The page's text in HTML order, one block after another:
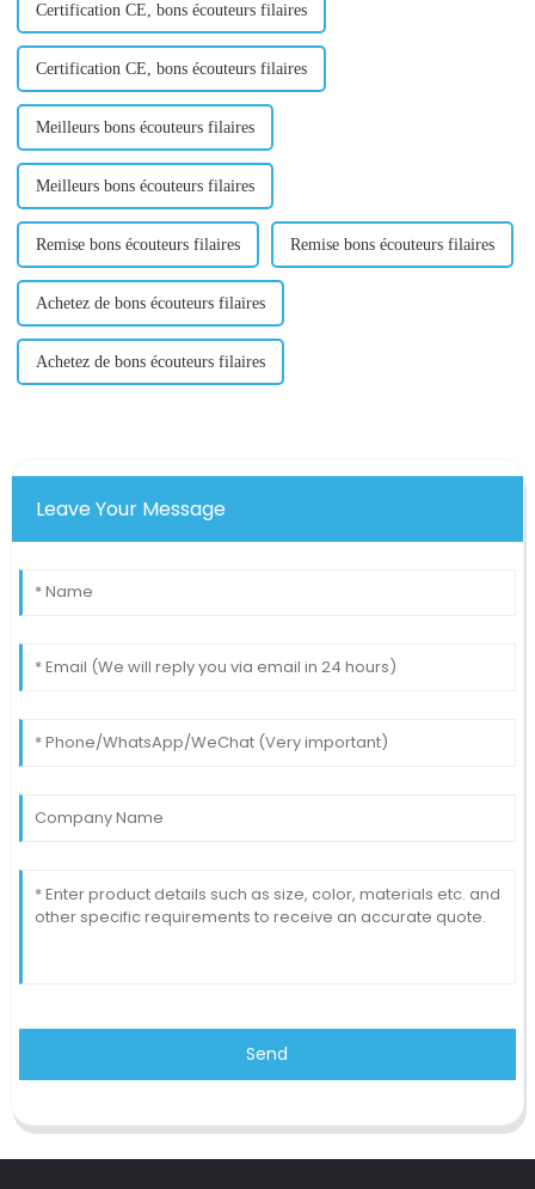
Certification CE, bons écouteurs filaires
Certification CE, bons écouteurs filaires
Meilleurs bons écouteurs filaires
Meilleurs bons écouteurs filaires
Remise bons écouteurs filaires Remise bons écouteurs filaires
Achetez de bons écouteurs filaires
Achetez de bons écouteurs filaires
Leave Your Message
Send